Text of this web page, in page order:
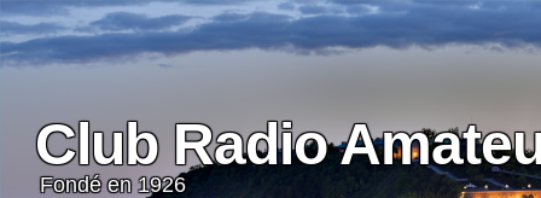
Club Radio
Fondé en 1926